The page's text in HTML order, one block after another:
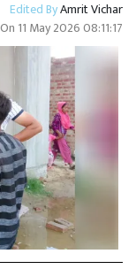
Edited ByAmrit Vichar
On 11 May 2026 08:11:17